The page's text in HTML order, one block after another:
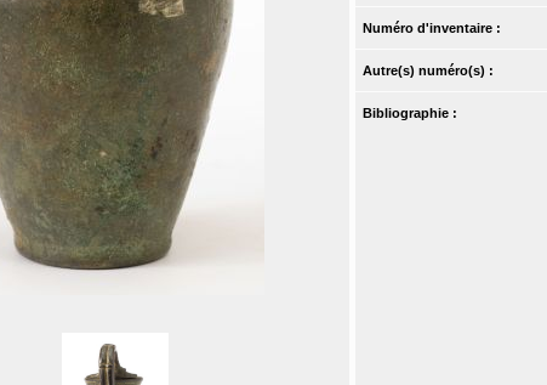
Numéro d'inventaire :
Autre(s) numéro(s) :
Bibliographie :